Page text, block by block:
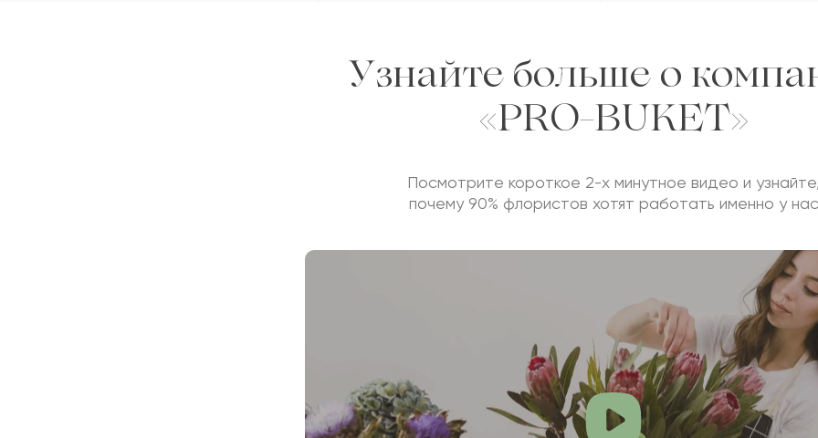
Узнайте больше о
«PRO-BUKET»
Посмотрите короткое 2-х минутное видео и
почему 90% флористов хотят работать именно у нас